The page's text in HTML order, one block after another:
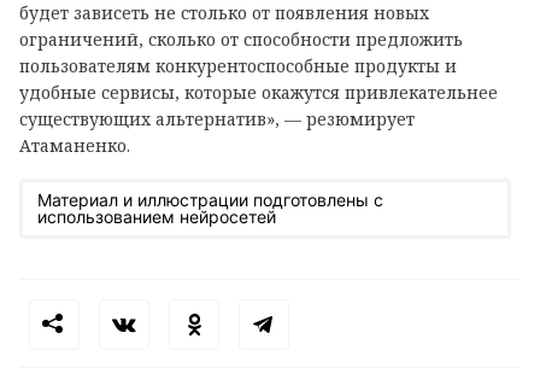
будет зависеть не столько от появления новых
ограничений, сколько от способности предложить
пользователям конкурентоспособные продукты и
удобные сервисы, которые окажутся привлекательнее
существующих альтернатив», — резюмирует
Атаманенко.
Материал и иллюстрации подготовлены с
использованием нейросетей